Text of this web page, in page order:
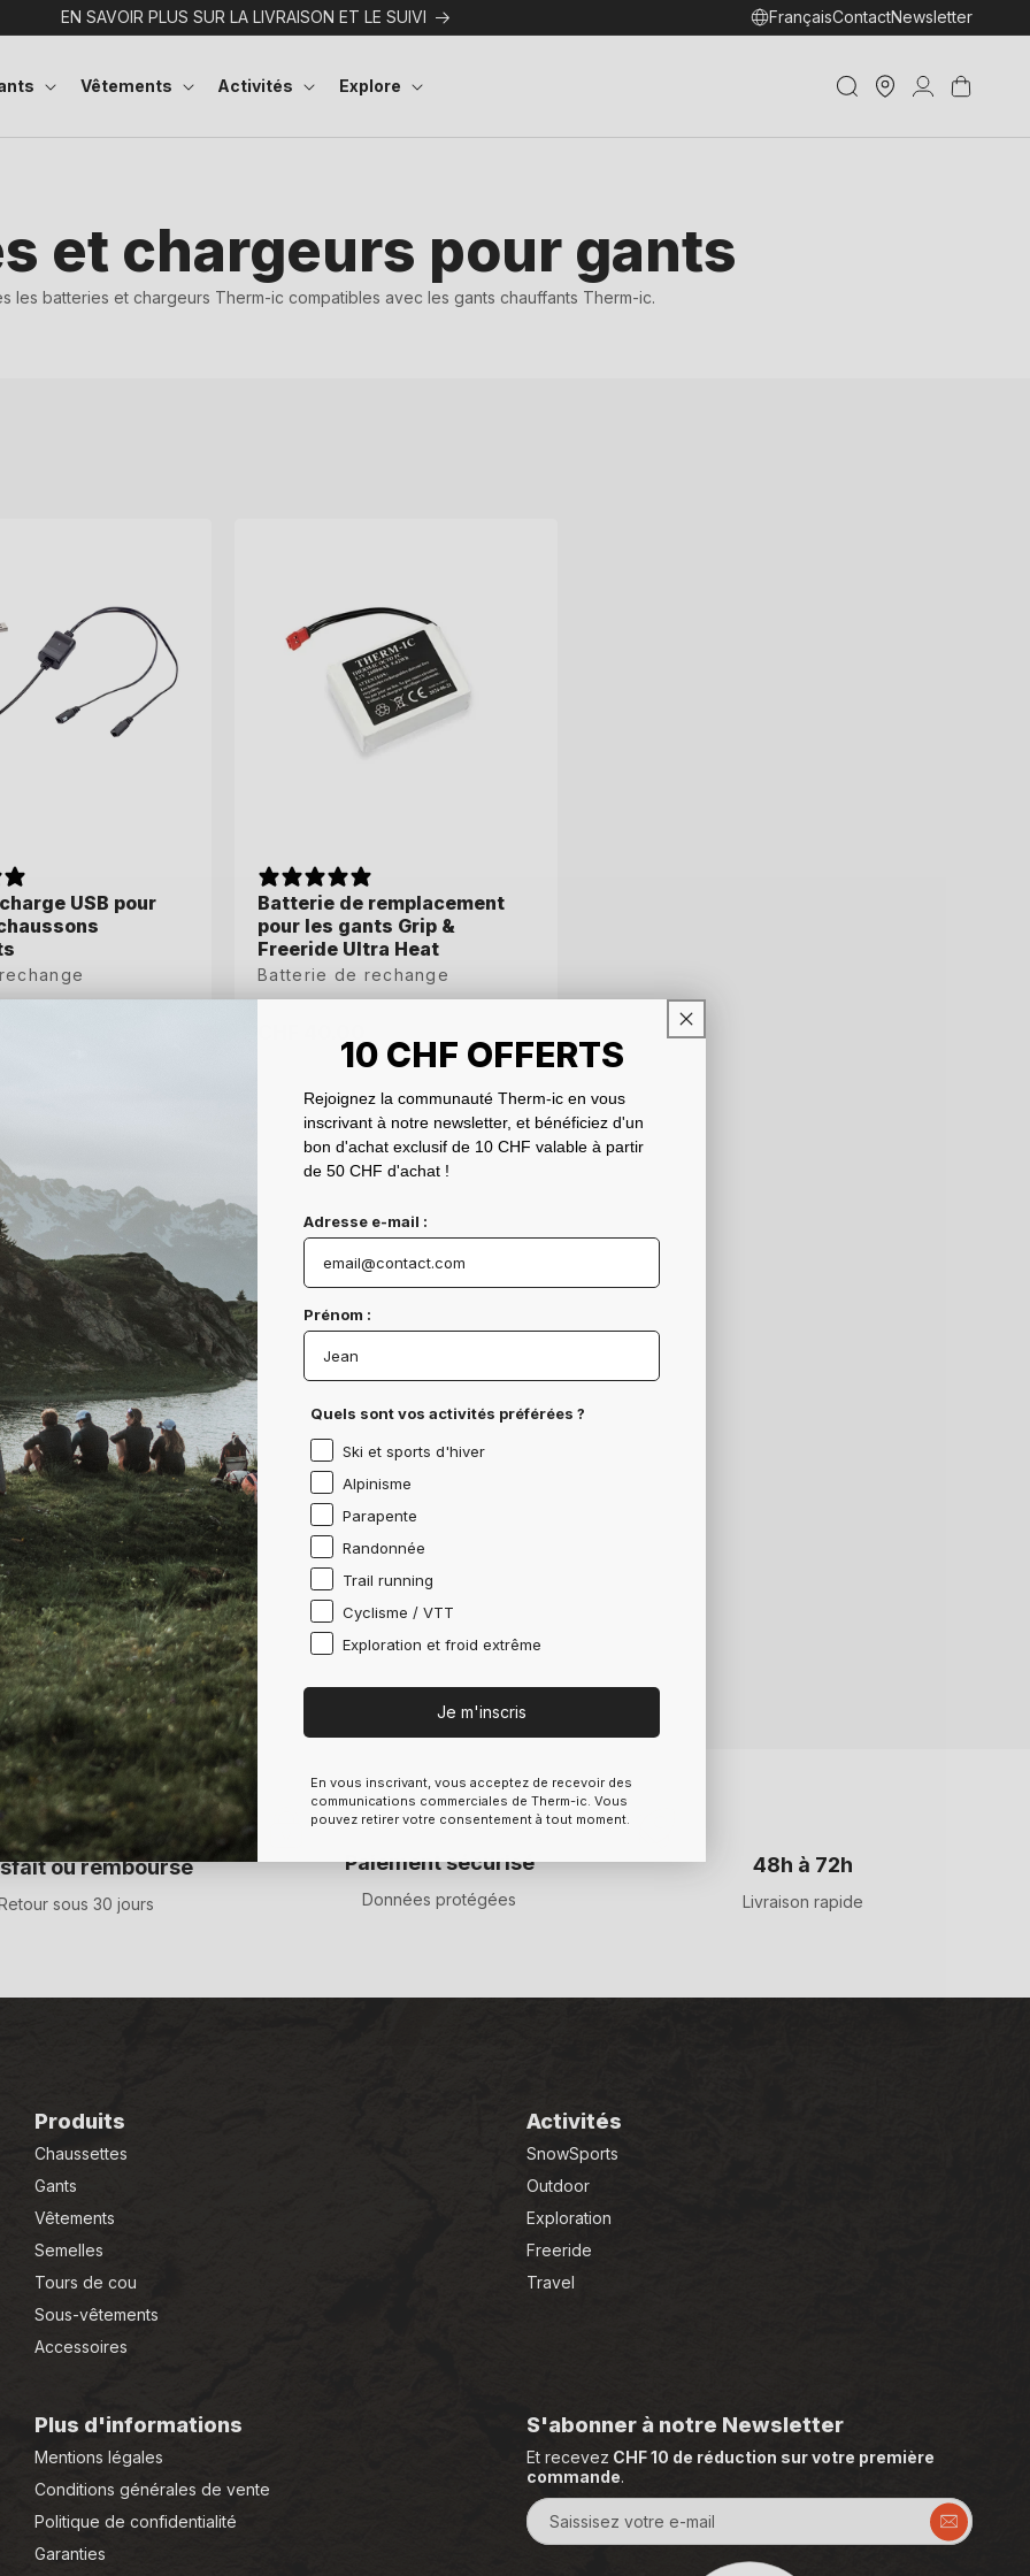
EN SAVOIR PLUS SUR LA LIVRAISON ET LE SUIVI FrançaisContactNewsletter
Vêtements Activités Explore
Trouver
un shop
Connexion
Panier
et chargeurs pour gants
les batteries et chargeurs Therm-ic compatibles avec les gants chauffants Therm-ic.
USB pour
Batterie de remplacement
pour les gants Grip &
Freeride Ultra Heat
Batterie de rechange
ou remboursé
sous 30 jours
Paiement sécurisé
Données protégées
48h à 72h
Livraison rapide
Produits
Chaussettes
Gants
Vêtements
Semelles
Tours de cou
Sous-vêtements
Accessoires
Activités
SnowSports
Outdoor
Exploration
Freeride
Travel
Plus d'informations
Mentions légales
Conditions générales de vente
Politique de confidentialité
Garanties
S'abonner à notre Newsletter
Et recevez CHF 10 de réduction sur votre première
commande.
Saissisez votre e-mail
10 CHF OFFERTS
Rejoignez la communauté Therm-ic en vous
inscrivant à notre newsletter, et bénéficiez d'un
bon d'achat exclusif de 10 CHF valable à partir
de 50 CHF d'achat !
Adresse e-mail :
Prénom :
Quels sont vos activités préférées ?
Ski et sports d'hiver
Alpinisme
Parapente
Randonnée
Trail running
Cyclisme / VTT
Exploration et froid extrême
Je m'inscris
En vous inscrivant, vous acceptez de recevoir des
communications commerciales de Therm-ic. Vous
pouvez retirer votre consentement à tout moment.